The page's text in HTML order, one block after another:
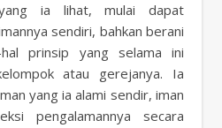
ia lihat, mulai dapat
sendiri, bahkan berani
hal prinsip yang selama ini
atau gerejanya. Ia
yang ia alami sendir, iman
pengalamannya secara